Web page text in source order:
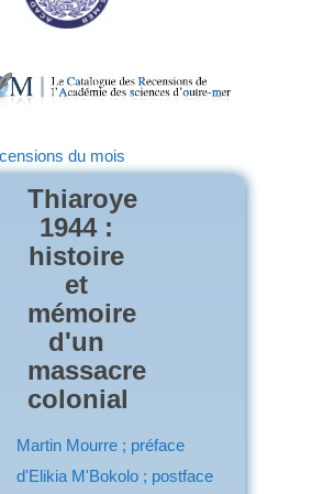
du mois
Thiaroye
1944 :
histoire
et
mémoire
d'un
massacre
colonial
Martin Mourre ; préface
d'Elikia M'Bokolo ; postface